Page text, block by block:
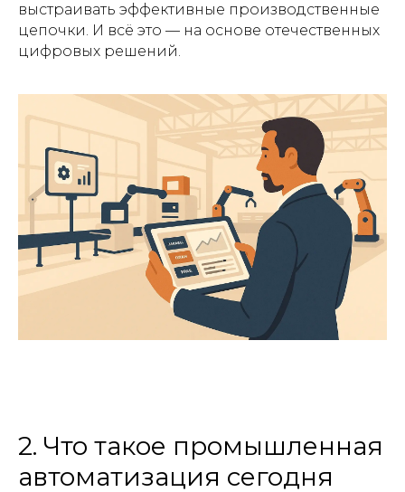
выстраивать эффективные производственные
цепочки. И всё это — на основе отечественных
цифровых решений.
2. Что такое промышленная
автоматизация сегодня